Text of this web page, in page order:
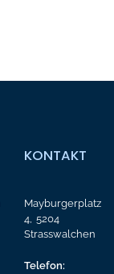
KONTAKT
Mayburgerplatz
4, 5204
Strasswalchen
Telefon: